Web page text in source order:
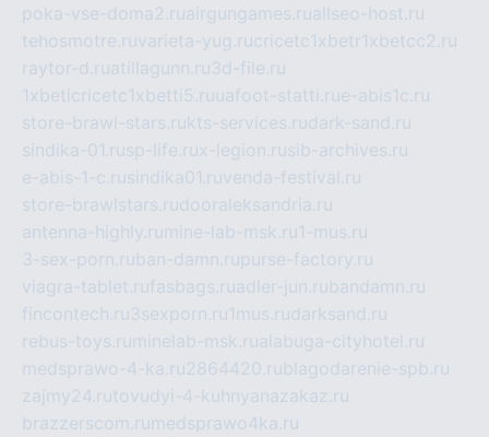
poka-vse-doma2.ruairgungames.ruallseo-host.ru
tehosmotre.ruvarieta-yug.rucricetc1xbetr1xbetcc2.ru
raytor-d.ruatillagunn.ru3d-file.ru
1xbeticricetc1xbetti5.ruuafoot-statti.rue-abis1c.ru
store-brawl-stars.rukts-services.rudark-sand.ru
sindika-01.rusp-life.rux-legion.rusib-archives.ru
e-abis-1-c.rusindika01.ruvenda-festival.ru
store-brawlstars.rudooraleksandria.ru
antenna-highly.ru mine-lab-msk.ru1-mus.ru
3-sex-porn.ruban-damn.rupurse-factory.ru
viagra-tablet.rufasbags.ruadler-jun.rubandamn.ru
fincontech.ru3sexporn.ru1mus.rudarksand.ru
rebus-toys.ru minelab-msk.rualabuga-cityhotel.ru
medsprawo-4-ka.ru2864420.rublagodarenie-spb.ru
zajmy24.rutovudyi-4-kuhnyanazakaz.ru
brazzerscom.ru medsprawo4ka.ru